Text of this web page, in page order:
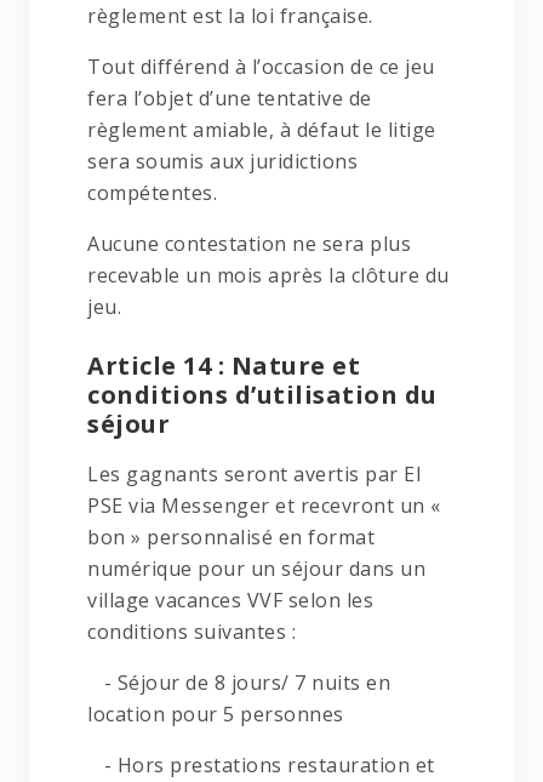
règlement est la loi française.
Tout différend à l’occasion de ce jeu
fera l’objet d’une tentative de
règlement amiable, à défaut le litige
sera soumis aux juridictions
compétentes.
Aucune contestation ne sera plus
recevable un mois après la clôture du
jeu.
Article 14 : Nature et
conditions d’utilisation du
séjour
Les gagnants seront avertis par EI
PSE via Messenger et recevront un «
bon » personnalisé en format
numérique pour un séjour dans un
village vacances VVF selon les
conditions suivantes :
- Séjour de 8 jours/ 7 nuits en
location pour 5 personnes
- Hors prestations restauration et